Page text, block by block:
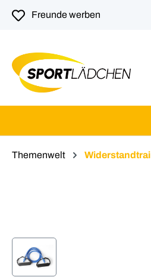
Zur Hauptnavigation
Freunde werben
Themenwelt